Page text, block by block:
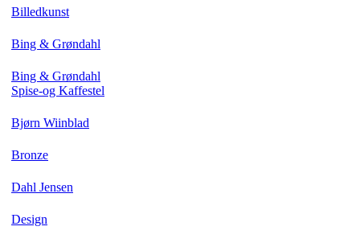
Billedkunst
Bing & Grøndahl
Bing & Grøndahl
Spise-og Kaffestel
Bjørn Wiinblad
Bronze
Dahl Jensen
Design